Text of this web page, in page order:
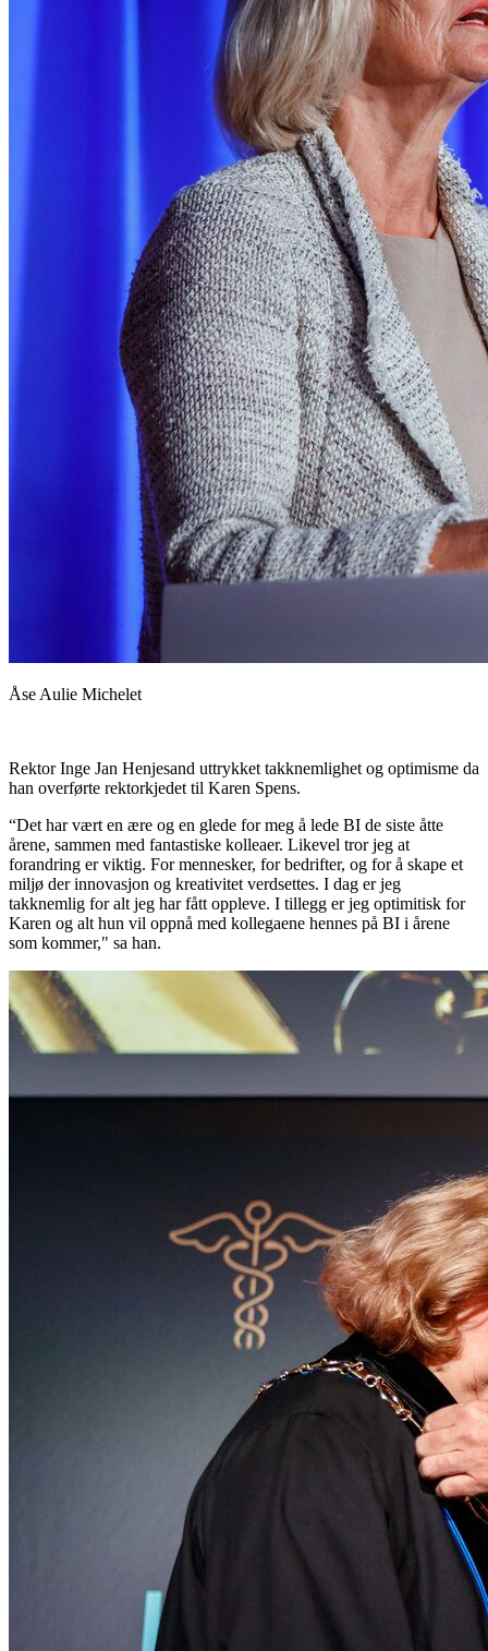
Åse Aulie Michelet
Rektor Inge Jan Henjesand uttrykket takknemlighet og optimisme da
han overførte rektorkjedet til Karen Spens.
“Det har vært en ære og en glede for meg å lede BI de siste åtte
årene, sammen med fantastiske kolleaer. Likevel tror jeg at
forandring er viktig. For mennesker, for bedrifter, og for å skape et
miljø der innovasjon og kreativitet verdsettes. I dag er jeg
takknemlig for alt jeg har fått oppleve. I tillegg er jeg optimitisk for
Karen og alt hun vil oppnå med kollegaene hennes på BI i årene
som kommer," sa han.